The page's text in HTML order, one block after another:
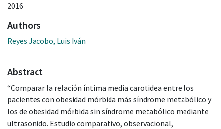
2016
Authors
Reyes Jacobo, Luis Iván
Abstract
“Comparar la relación íntima media carotidea entre los
pacientes con obesidad mórbida más síndrome metabólico y
los de obesidad mórbida sin síndrome metabólico mediante
ultrasonido. Estudio comparativo, observacional,